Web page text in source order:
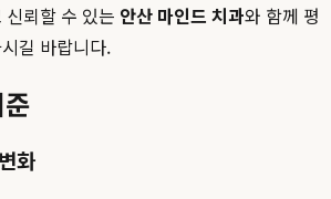
뢰할 수 있는 안산 마인드 치과와 함께 평
길 바랍니다.
화